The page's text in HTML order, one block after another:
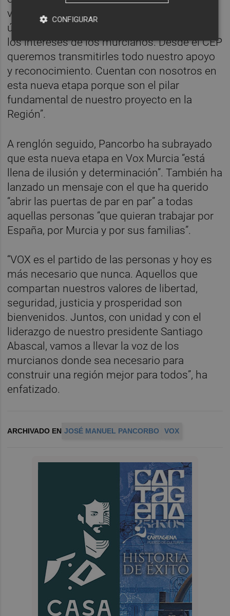
vecinos, demuestran que Vox es una fuerza
útil, seria y comprometida con la defensa de
los intereses de los murcianos. Desde el CEP
queremos transmitirles todo nuestro apoyo
y reconocimiento. Cuentan con nosotros en
esta nueva etapa porque son el pilar
fundamental de nuestro proyecto en la
Región”.
A renglón seguido, Pancorbo ha subrayado
que esta nueva etapa en Vox Murcia “está
llena de ilusión y determinación”. También ha
lanzado un mensaje con el que ha querido
“abrir las puertas de par en par” a todas
aquellas personas “que quieran trabajar por
España, por Murcia y por sus familias”.
“VOX es el partido de las personas y hoy es
más necesario que nunca. Aquellos que
compartan nuestros valores de libertad,
seguridad, justicia y prosperidad son
bienvenidos. Juntos, con unidad y con el
liderazgo de nuestro presidente Santiago
Abascal, vamos a llevar la voz de los
murcianos donde sea necesario para
construir una región mejor para todos”, ha
enfatizado.
ARCHIVADO EN JOSÉ MANUEL PANCORBO VOX
CONFIGURAR